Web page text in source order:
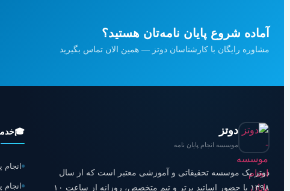
آماده شروع پایان نامه‌تان هستید؟
مشاوره رایگان با کارشناسان دوتز — همین الان تماس بگیرید
دوتز
موسسه انجام پایان نامه
دوتز یک موسسه تحقیقاتی و آموزشی معتبر است که از سال
۱۳۹۸ با حضور اساتید برتر و تیم متخصص، روزانه از ساعت ۱۰
🎓